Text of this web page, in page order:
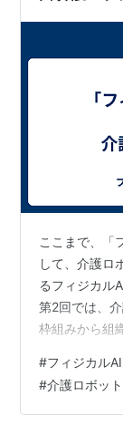
転機能を開
距離を保ち
レベル0 (No-
運転手が
リング、
安全な操
(前方車両
等)が搭載
キやアクセ
ベル0」に
レベル1
特定の操
能が自動化
に単独で
ここまで、「
して、介護ロ
るフィジカル
第2回では、
枠組みから組
防止の考え方
ットの品質管
自動運転車を
#フィジカルAI
#介護ロボット